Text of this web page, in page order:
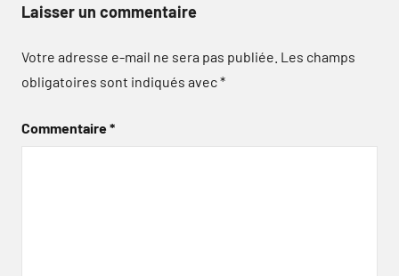
Laisser un commentaire
Votre adresse e-mail ne sera pas publiée. Les champs
obligatoires sont indiqués avec*
Commentaire*